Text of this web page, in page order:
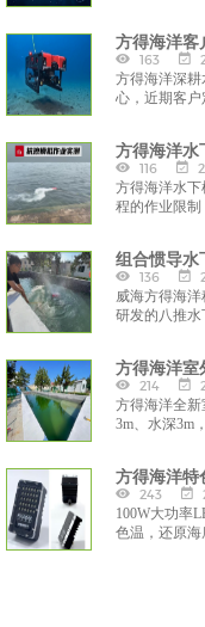
方得海洋客
163
方得海洋深
心，近期客户
案，彰显方
方得海洋水
116
方得海洋水
程的作业限
组合惯导水
136
威海方得海
研发的八推
方得海洋室
214
方得海洋全
3m、水深3m
方得海洋特
243
100W大功率
色温，还原